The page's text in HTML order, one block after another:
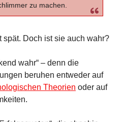
zu machen.
spät. Doch ist sie auch wahr?
wahr“ – denn die
beruhen entweder auf
Theorien oder auf